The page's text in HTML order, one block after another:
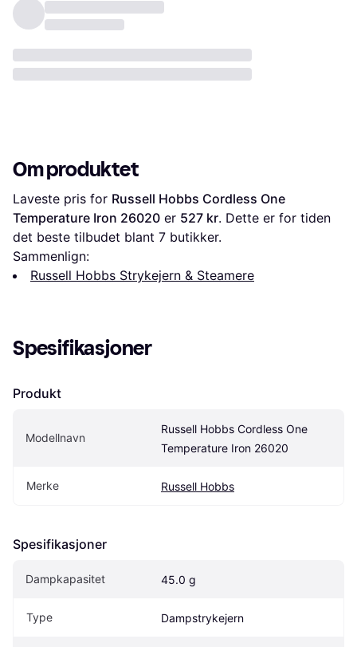
Om produktet
Laveste pris for Russell Hobbs Cordless One
Temperature Iron 26020 er 527 kr. Dette er for tiden
det beste tilbudet blant 7 butikker.
Sammenlign:
Russell Hobbs Strykejern & Steamere
Spesifikasjoner
Produkt
Modellnavn
Russell Hobbs Cordless One
Temperature Iron 26020
Merke Russell Hobbs
Spesifikasjoner
Dampkapasitet 45.0 g
Type Dampstrykejern